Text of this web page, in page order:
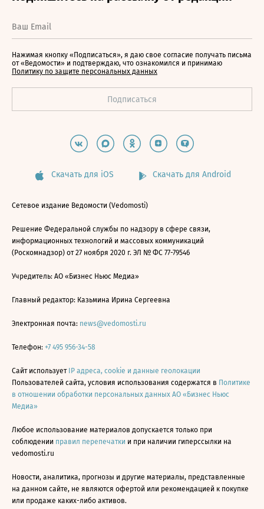
Нажимая кнопку «Подписаться», я даю свое согласие получать письма
от «Ведомости» и подтверждаю, что ознакомился и принимаю
Политику по защите персональных данных
Скачать для iOS Скачать для Android
Сетевое издание Ведомости (Vedomosti)
Решение Федеральной службы по надзору в сфере связи,
информационных технологий и массовых коммуникаций
(Роскомнадзор) от 27 ноября 2020 г. ЭЛ № ФС 77-79546
Учредитель: АО «Бизнес Ньюс Медиа»
Главный редактор: Казьмина Ирина Сергеевна
Электронная почта: news@vedomosti.ru
Телефон: +7 495 956-34-58
Сайт использует IP адреса, cookie и данные геолокации
Пользователей сайта, условия использования содержатся в Политике
в отношении обработки персональных данных АО «Бизнес Ньюс
Медиа»
Любое использование материалов допускается только при
соблюдении правил перепечатки и при наличии гиперссылки на
vedomosti.ru
Новости, аналитика, прогнозы и другие материалы, представленные
на данном сайте, не являются офертой или рекомендацией к покупке
или продаже каких-либо активов.